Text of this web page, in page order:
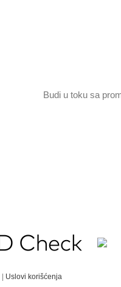
Budi u toku sa
Uslovi korišćenja